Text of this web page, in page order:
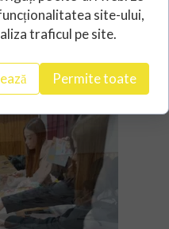
Aceste activități
o experiență
să îi motiveze și
participarea la
site-ului,
traficul pe site.
Permite toate